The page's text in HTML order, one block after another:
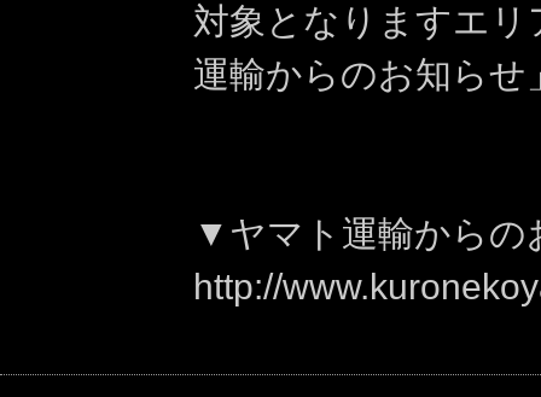
対象となりますエ
運輸からのお知ら
▼ヤマト運輸からの
http://